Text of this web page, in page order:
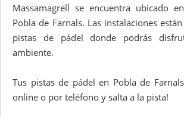
Massamagrell se encuentra ubicado
Pobla de Farnals. Las instalaciones
pistas de pádel donde podrás
ambiente.
Tus pistas de pádel en Pobla de
online o por teléfono y salta a la pista!